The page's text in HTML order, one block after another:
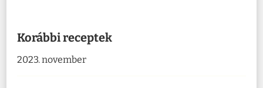
Korábbi receptek
2023. november